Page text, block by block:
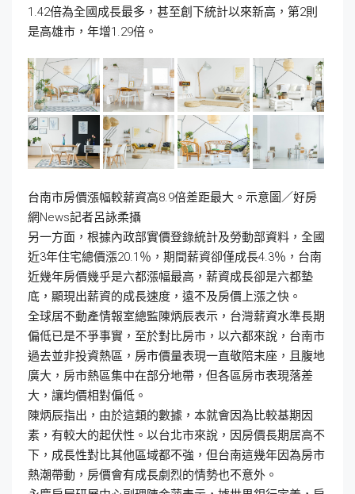
1.42倍為全國成長最多，甚至創下統計以來新高，第2則
是高雄市，年增1.29倍。
台南市房價漲幅較薪資高8.9倍差距最大。示意圖／好房
網News記者呂詠柔攝
另一方面，根據內政部實價登錄統計及勞動部資料，全國
近3年住宅總價漲20.1％，期間薪資卻僅成長4.3％，台南
近幾年房價幾乎是六都漲幅最高，薪資成長卻是六都墊
底，顯現出薪資的成長速度，遠不及房價上漲之快。
全球居不動產情報室總監陳炳辰表示，台灣薪資水準長期
偏低已是不爭事實，至於對比房市，以六都來說，台南市
過去並非投資熱區，房市價量表現一直敬陪末座，且腹地
廣大，房市熱區集中在部分地帶，但各區房市表現落差
大，讓均價相對偏低。
陳炳辰指出，由於這類的數據，本就會因為比較基期因
素，有較大的起伏性。以台北市來說，因房價長期居高不
下，成長性對比其他區域都不強，但台南這幾年因為房市
熱潮帶動，房價會有成長劇烈的情勢也不意外。